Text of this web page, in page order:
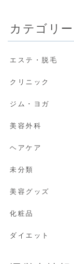
カテゴリー
エステ・脱毛
クリニック
ジム・ヨガ
美容外科
ヘアケア
未分類
美容グッズ
化粧品
ダイエット